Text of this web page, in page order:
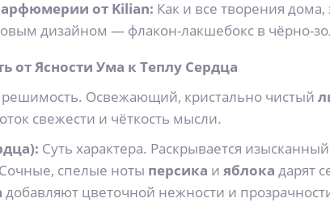
от Kilian: Как и все творения
дизайном — флакон-лакшебокс в чёрно-
от Ясности Ума к Теплу Сердца
решимость. Освежающий, кристально чистый
свежести и чёткость мысли.
Суть характера. Раскрывается
спелые ноты персика и яблока дарят
добавляют цветочной нежности и